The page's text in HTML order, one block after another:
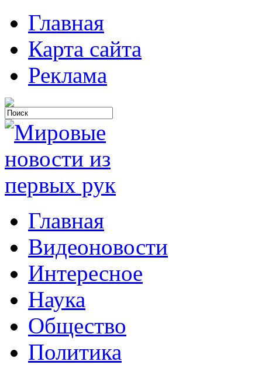
Главная
Карта сайта
Реклама
Главная
Видеоновости
Интересное
Наука
Общество
Политика